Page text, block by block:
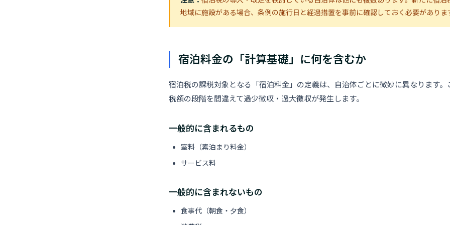
地域に施設がある場合、条例の施行日と経過措置を事前に確認しておく必要がありま
宿泊料金の「計算基礎」に何を含むか
宿泊税の課税対象となる「宿泊料金」の定義は、自治体ごとに微妙に異なります。
税額の段階を間違えて過少徴収・過大徴収が発生します。
一般的に含まれるもの
室料（素泊まり料金）
サービス料
一般的に含まれないもの
食事代（朝食・夕食）